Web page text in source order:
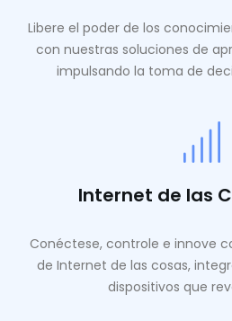
Libere el poder de los
con nuestras soluciones de
impulsando la toma de
Internet de las
Conéctese, controle e innove
de Internet de las cosas,
dispositivos que